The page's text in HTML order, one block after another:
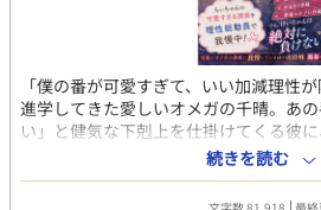
「僕の番が可愛すぎて、いい加減理
進学してきた愛しいオメガの千晴。あ
い」と健気な下剋上を仕掛けてくる彼
も涼しげな笑顔で「完璧な彼氏」を演
では、千晴の無自覚な色気に理性をバ
を吐くような我慢と深夜の自己処理を
続きを読む